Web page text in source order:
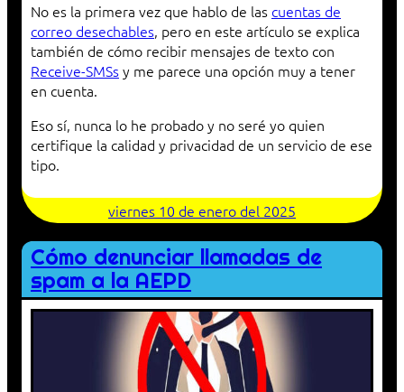
No es la primera vez que hablo de las cuentas de
correo desechables, pero en este artículo se explica
también de cómo recibir mensajes de texto con
Receive-SMSsy me parece una opción muy a tener
en cuenta.
Eso sí, nunca lo he probado y no seré yo quien
certifique la calidad y privacidad de un servicio de ese
tipo.
viernes 10 de enero del 2025
Cómo denunciar llamadas de
spam a la AEPD